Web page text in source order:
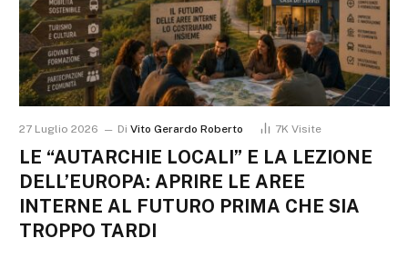
27 Luglio 2026 Di Vito Gerardo Roberto 7K Visite
LE “AUTARCHIE LOCALI” E LA LEZIONE
DELL’EUROPA: APRIRE LE AREE
INTERNE AL FUTURO PRIMA CHE SIA
TROPPO TARDI